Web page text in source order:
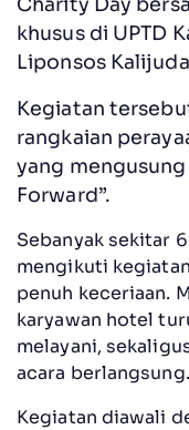
khusus di UPTD
Liponsos
Kegiatan
rangkaian
yang
Forward”.
Sebanyak sekitar
mengikuti
penuh keceriaan.
karyawan hotel
melayani,
acara berlangsung.
Kegiatan diawali